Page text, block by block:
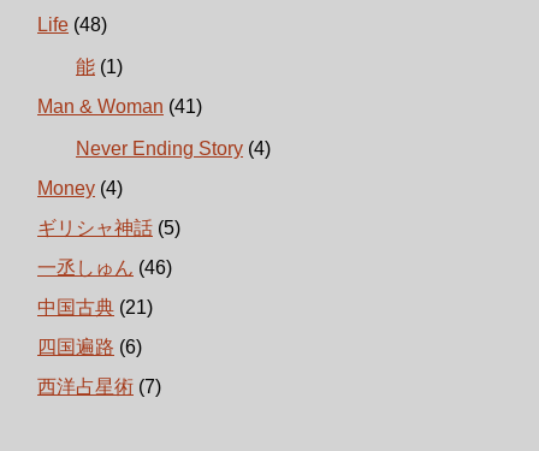
Life (48)
能 (1)
Man & Woman (41)
Never Ending Story (4)
Money (4)
ギリシャ神話 (5)
一丞しゅん (46)
中国古典 (21)
四国遍路 (6)
西洋占星術 (7)